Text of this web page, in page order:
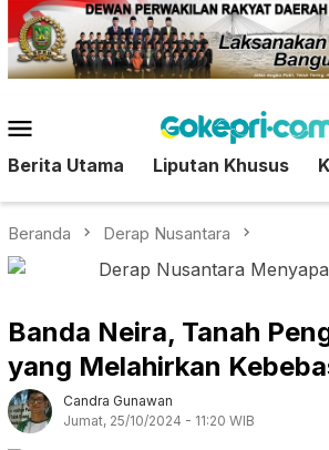
Loncat
ke
konten
Mobile
Berita Utama Liputan Khusus
Beranda Derap Nusantara
Banda Neira, Tanah
yang Melahirkan
Candra Gunawan
Jumat, 25/10/2024 - 11:20 WIB